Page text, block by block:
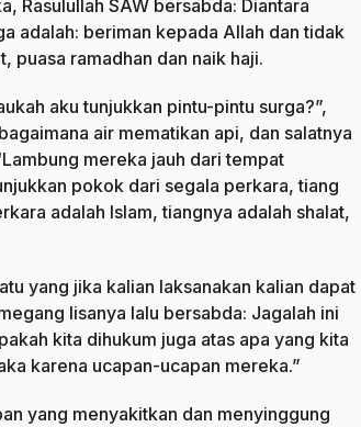
Rasulullah SAW bersabda: Diantara
adalah: beriman kepada Allah dan tidak
puasa ramadhan dan naik haji.
aku tunjukkan pintu-pintu surga?”,
air mematikan api, dan salatnya
mereka jauh dari tempat
pokok dari segala perkara, tiang
adalah Islam, tiangnya adalah shalat,
yang jika kalian laksanakan kalian dapat
lisanya lalu bersabda: Jagalah ini
kita dihukum juga atas apa yang kita
karena ucapan-ucapan mereka.”
yang menyakitkan dan menyinggung